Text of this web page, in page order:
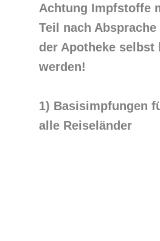
Achtung Impfstoffe
Teil nach
der Apotheke selbst
werden!
1) Basisimpfungen
alle Reiseländer